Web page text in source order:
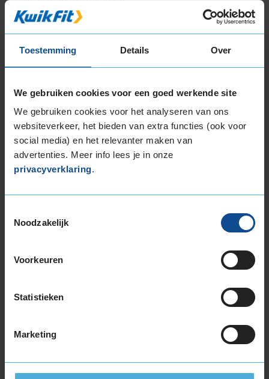
Toestemming Details Over
We gebruiken cookies voor een goed werkende site
We gebruiken cookies voor het analyseren van ons
websiteverkeer, het bieden van extra functies (ook voor
social media) en het relevanter maken van
advertenties. Meer info lees je in onze
privacyverklaring.
Noodzakelijk
Voorkeuren
Statistieken
Marketing
235/55R19 101 H
D
C
met een minder goede brandstofefficiëntie.
In de categorie grip op nat wegdek is deze band
gewaardeerd met een C-label, wat betekent dat